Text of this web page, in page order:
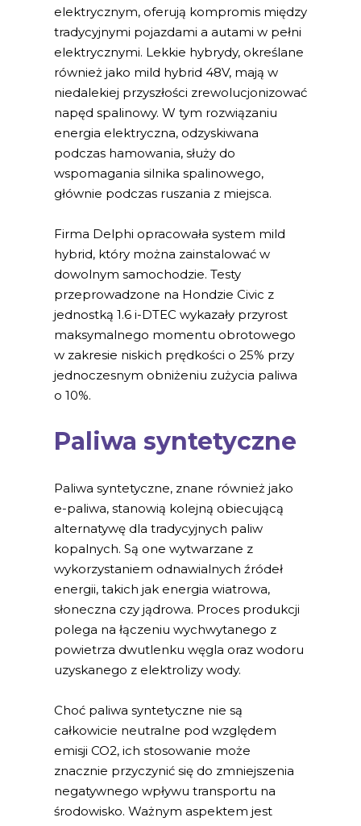
elektrycznym, oferują kompromis między
tradycyjnymi pojazdami a autami w pełni
elektrycznymi. Lekkie hybrydy, określane
również jako mild hybrid 48V, mają w
niedalekiej przyszłości zrewolucjonizować
napęd spalinowy. W tym rozwiązaniu
energia elektryczna, odzyskiwana
podczas hamowania, służy do
wspomagania silnika spalinowego,
głównie podczas ruszania z miejsca.
Firma Delphi opracowała system mild
hybrid, który można zainstalować w
dowolnym samochodzie. Testy
przeprowadzone na Hondzie Civic z
jednostką 1.6 i-DTEC wykazały przyrost
maksymalnego momentu obrotowego
w zakresie niskich prędkości o 25% przy
jednoczesnym obniżeniu zużycia paliwa
o 10%.
Paliwa syntetyczne
Paliwa syntetyczne, znane również jako
e-paliwa, stanowią kolejną obiecującą
alternatywę dla tradycyjnych paliw
kopalnych. Są one wytwarzane z
wykorzystaniem odnawialnych źródeł
energii, takich jak energia wiatrowa,
słoneczna czy jądrowa. Proces produkcji
polega na łączeniu wychwytanego z
powietrza dwutlenku węgla oraz wodoru
uzyskanego z elektrolizy wody.
Choć paliwa syntetyczne nie są
całkowicie neutralne pod względem
emisji CO2, ich stosowanie może
znacznie przyczynić się do zmniejszenia
negatywnego wpływu transportu na
środowisko. Ważnym aspektem jest